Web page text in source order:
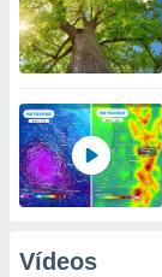
Vídeos